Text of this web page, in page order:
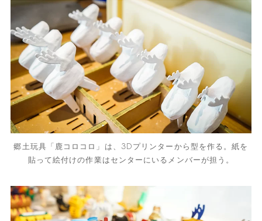
郷土玩具「鹿コロコロ」は、3Dプリンターから型を作る。紙を
貼って絵付けの作業はセンターにいるメンバーが担う。